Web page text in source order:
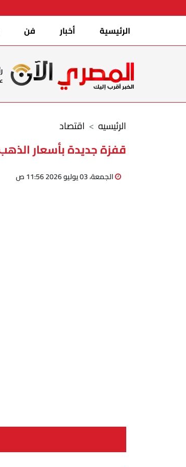
الرئيسية أخبار فن
اقتصاد الرئيسيه
قفزة جديدة بأسعار الذهب
الجمعة، 03 يوليو 2026 11:56 ص